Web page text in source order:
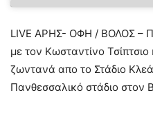
LIVE ΑΡΗΣ- ΟΦΗ / ΒΟΛΟΣ –
με τον Κωσταντίνο Τσίπτσιο
ζωντανά απο το Στάδιο
Πανθεσσαλικό στάδιο στον